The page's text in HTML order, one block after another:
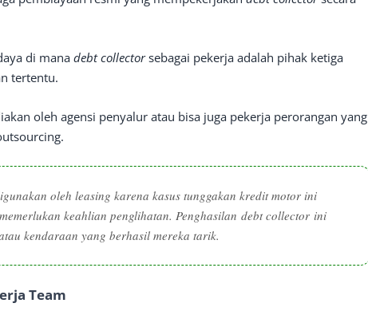
di mana debt collectorsebagai pekerja adalah pihak ketiga
tertentu.
oleh agensi penyalur atau bisa juga pekerja perorangan yang
oleh leasing karena kasus tunggakan kredit motor ini
keahlian penglihatan. Penghasilan debt collector ini
kendaraan yang berhasil mereka tarik.
Team